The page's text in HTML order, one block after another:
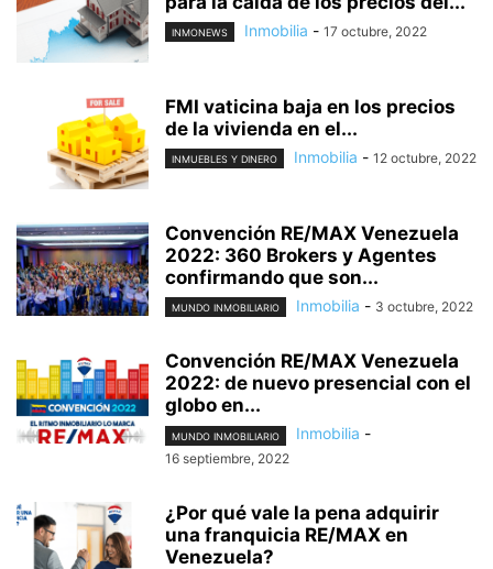
INMONEWS Inmobilia - 17 octubre, 2022
FMI vaticina baja en los precios
de la vivienda en el...
INMUEBLES Y DINERO Inmobilia - 12 octubre, 2022
Convención RE/MAX Venezuela
2022: 360 Brokers y Agentes
confirmando que son...
MUNDO INMOBILIARIO Inmobilia - 3 octubre, 2022
Convención RE/MAX Venezuela
2022: de nuevo presencial con el
globo en...
MUNDO INMOBILIARIO Inmobilia -
16 septiembre, 2022
¿Por qué vale la pena adquirir
una franquicia RE/MAX en
Venezuela?